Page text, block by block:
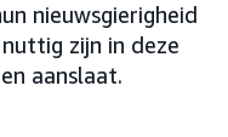
nieuwsgierigheid
zijn in deze
aanslaat.